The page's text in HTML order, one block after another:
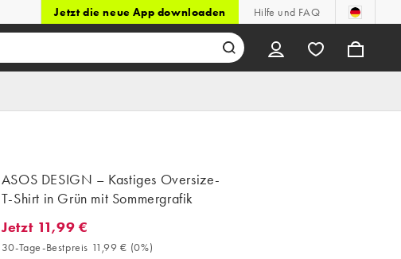
Jetzt die neue App downloaden Hilfe und FAQ
ASOS DESIGN – Kastiges Oversize-
T-Shirt in Grün mit Sommergrafik
Jetzt 11,99 €. 30-Tage-Bestpreis 11,99 € (0%). Vorher 14,99 €. (-20%)
Jetzt 11,99 €
30-Tage-Bestpreis 11,99 € (0%)